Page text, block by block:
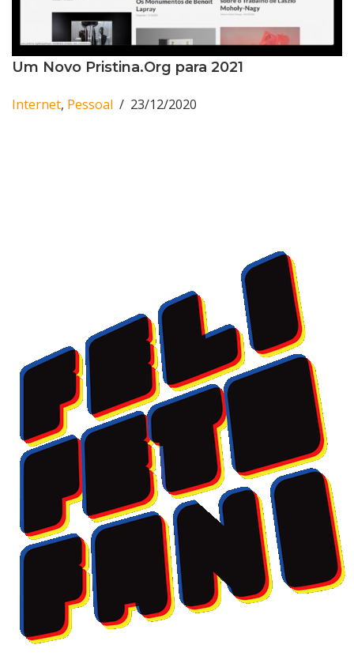
Um Novo Pristina.Org para 2021
Internet, Pessoal 23/12/2020